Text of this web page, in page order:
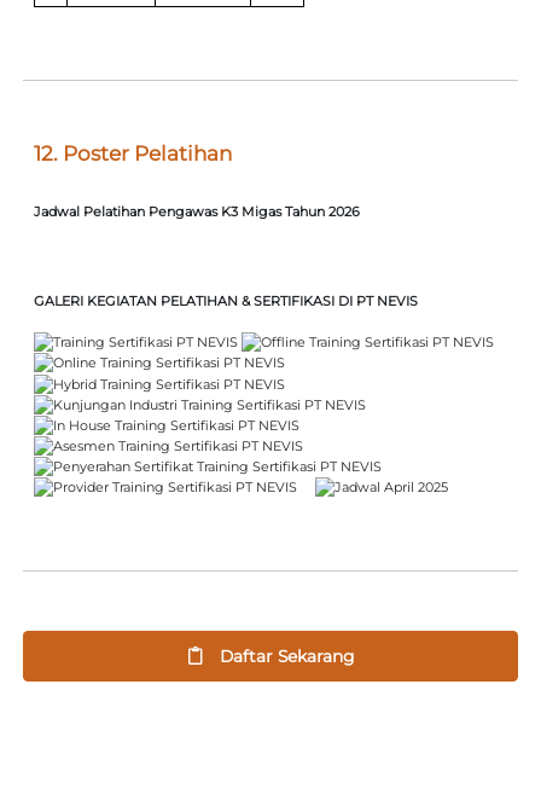
12. Poster Pelatihan
Jadwal Pelatihan Pengawas K3 Migas Tahun 2026
GALERI KEGIATAN PELATIHAN & SERTIFIKASI DI PT NEVIS
Daftar Sekarang